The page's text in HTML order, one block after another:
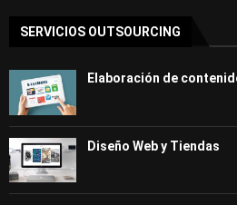
SERVICIOS OUTSOURCING
Elaboración de
Diseño Web y Tiendas